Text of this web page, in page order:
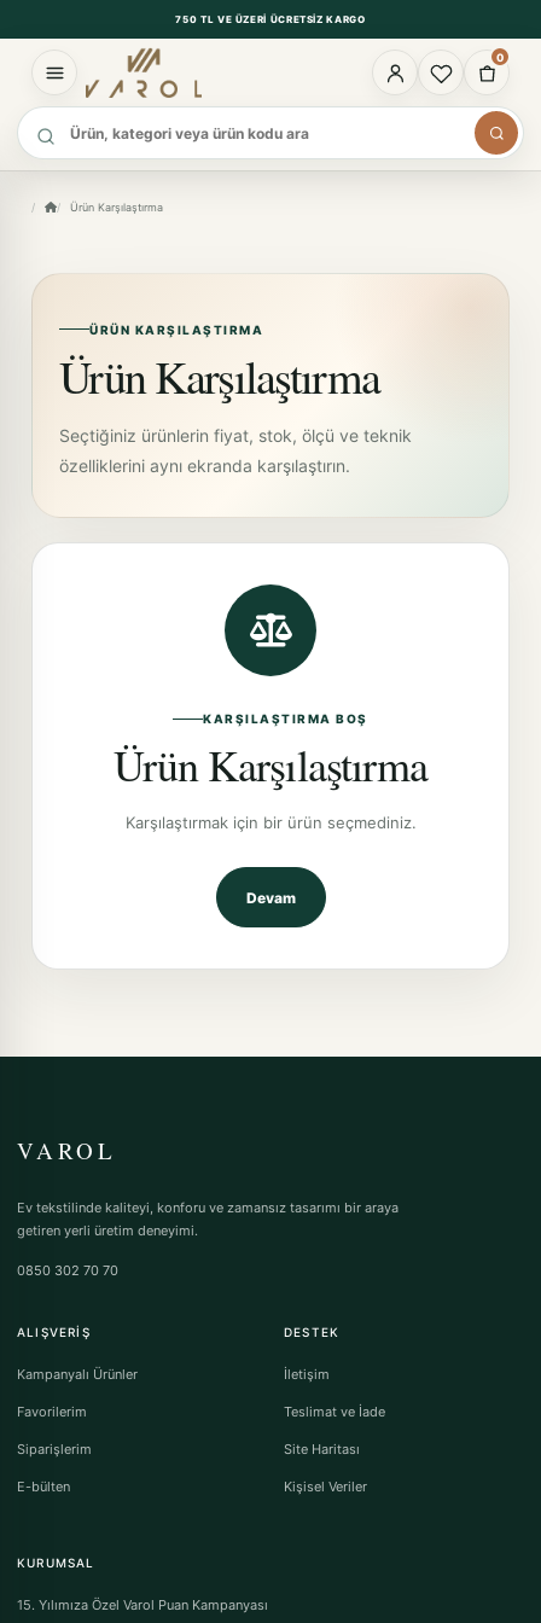
750 TL VE ÜZERI ÜCRETSIZ KARGO
0
Ürün ara
Ürün Karşılaştırma
ÜRÜN KARŞILAŞTIRMA
Ürün Karşılaştırma
Seçtiğiniz ürünlerin fiyat, stok, ölçü ve teknik
özelliklerini aynı ekranda karşılaştırın.
KARŞILAŞTIRMA BOŞ
Ürün Karşılaştırma
Karşılaştırmak için bir ürün seçmediniz.
Devam
VAROL
Ev tekstilinde kaliteyi, konforu ve zamansız tasarımı bir araya
getiren yerli üretim deneyimi.
0850 302 70 70
ALIŞVERIŞ
Kampanyalı Ürünler
Favorilerim
Siparişlerim
E-bülten
DESTEK
İletişim
Teslimat ve İade
Site Haritası
Kişisel Veriler
KURUMSAL
15. Yılımıza Özel Varol Puan Kampanyası